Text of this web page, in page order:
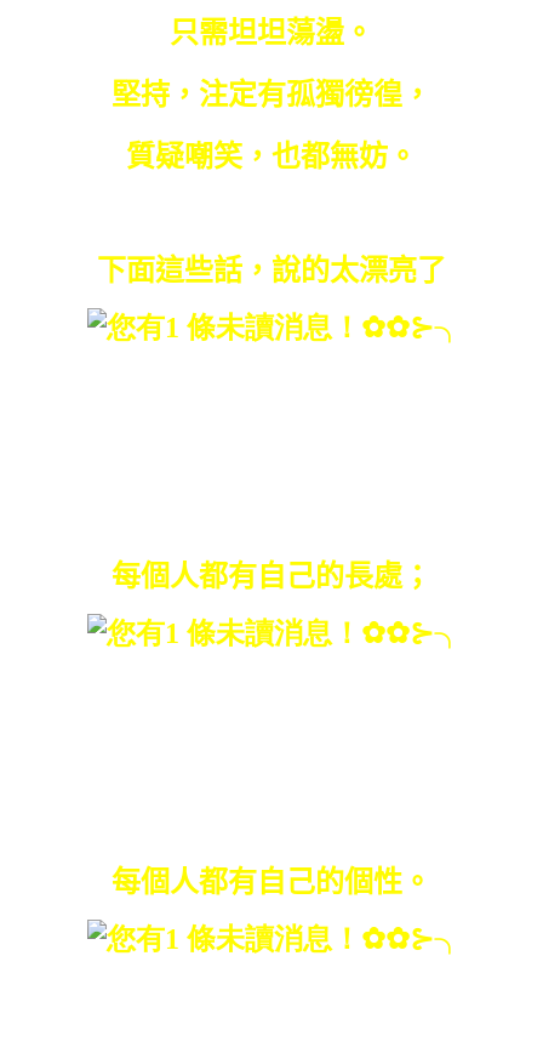
只需坦坦蕩盪。
堅持，注定有孤獨徬徨，
質疑嘲笑，也都無妨。
下面這些話，說的太漂亮了
每個人都有自己的長處；
每個人都有自己的個性。